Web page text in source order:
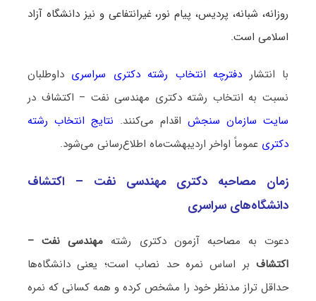
روزانه، شبانه، پردیس، پیام نور، غیرانتفاعی و نیز دانشگاه آزاد
اسلامی است.
با انتشار دفترچه انتخاب رشته دکتری سراسری داوطلبان
نسبت به انتخاب رشته دکتری مهندسی نفت – اکتشاف در
سایت سازمان سنجشاقدام می‌کنند. نتایج انتخاب رشته
دکتری عموماً اواخر اردیبهشت‌ماه اطلاع‌رسانی می‌شود.
زمان مصاحبه دکتری مهندسی نفت – اکتشاف
دانشگاه‌های سراسری
دعوت به مصاحبه آزمون دکتری رشته مهندسی نفت –
اکتشافبر اساس نمره حد نصاب است؛ یعنی دانشگاه‌ها
حداقل تراز مدنظر خود را مشخص کرده و همه کسانی که نمره